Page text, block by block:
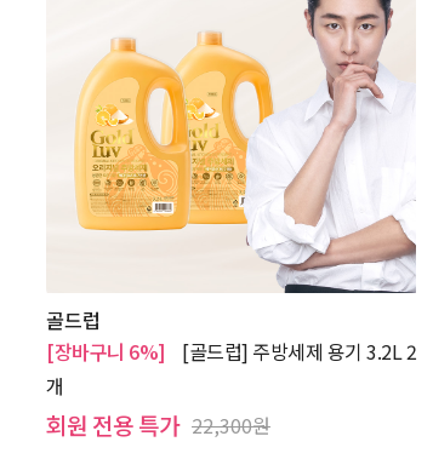
골드럽
[장바구니 6%]
[골드럽] 주방세제 용기 3.2L 2
개
회원 전용 특가 22,300원